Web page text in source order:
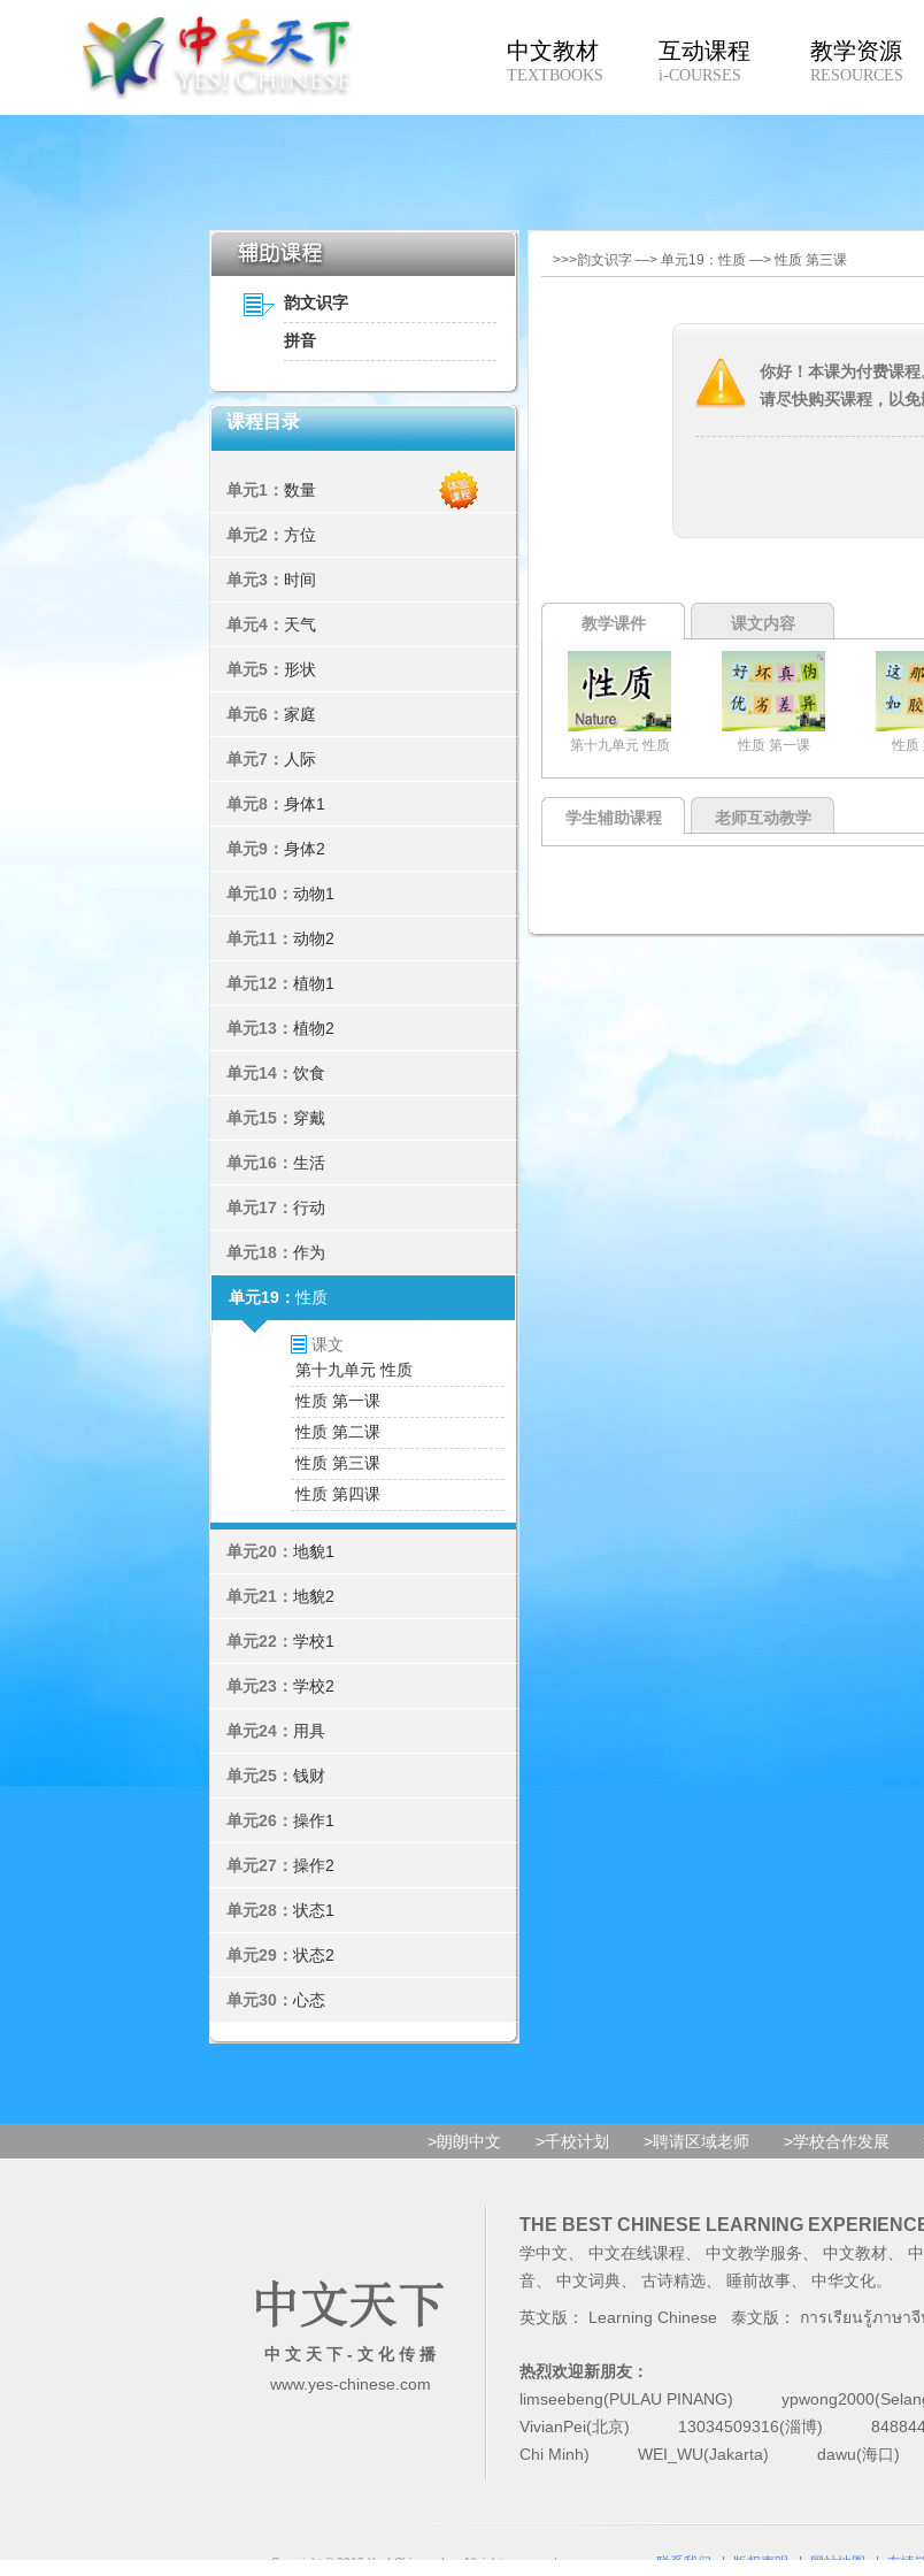
中文教材
TEXTBOOKS
互动课程
i-COURSES
教学资源
RESOURCES
韵文识字
拼音
课程目录
单元1： 数量
单元2： 方位
单元3： 时间
单元4： 天气
单元5： 形状
单元6： 家庭
单元7： 人际
单元8： 身体1
单元9： 身体2
单元10： 动物1
单元11： 动物2
单元12： 植物1
单元13： 植物2
单元14： 饮食
单元15： 穿戴
单元16： 生活
单元17： 行动
单元18： 作为
单元19：性质
课文
第十九单元 性质
性质 第一课
性质 第二课
性质 第三课
性质 第四课
单元20： 地貌1
单元21： 地貌2
单元22： 学校1
单元23： 学校2
单元24： 用具
单元25： 钱财
单元26： 操作1
单元27： 操作2
单元28： 状态1
单元29： 状态2
单元30： 心态
>>>韵文识字 —> 单元19：性质 —> 性质 第三课
你好！本课为付费课程
请尽快购买课程，以免
教学课件 课文内容
第十九单元 性质 性质 第一课 性质
学生辅助课程 老师互动教学
>朗朗中文 >千校计划 >聘请区域老师 >学校合作发展
中 文 天 下 - 文 化 传 播
www.yes-chinese.com
THE BEST CHINESE LEARNING
学中文 中文在线课程 中文教学服务 中文教材
音
中文词典 古诗精选 睡前故事 中华文化。
英文版： Learning Chinese 泰文版： การเรียนรู้ภาษา
热烈欢迎新朋友：
limseebeng(PULAU PINANG)
VivianPei(北京)
13034509316(淄博)
Chi Minh)
WEI_WU(Jakarta) dawu(海口)
Copyright © 2013 Yes! Chinese Inc. All rights reserved. 联系我们 | 版权声明 | 网站地图 | 友情